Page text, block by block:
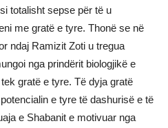
totalisht sepse për të u
me gratë e tyre. Thonë se në
ndaj Ramizit Zoti u tregua
nga prindërit biologjikë e
gratë e tyre. Të dyja gratë
e tyre të dashurisë e të
e Shabanit e motivuar nga